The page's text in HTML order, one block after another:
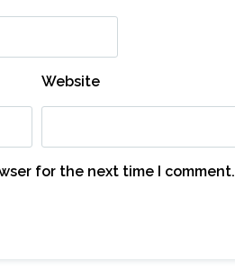
Website
for the next time I comment.